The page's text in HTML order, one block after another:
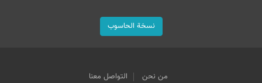
نسخة الحاسوب
من نحن
التواصل معنا